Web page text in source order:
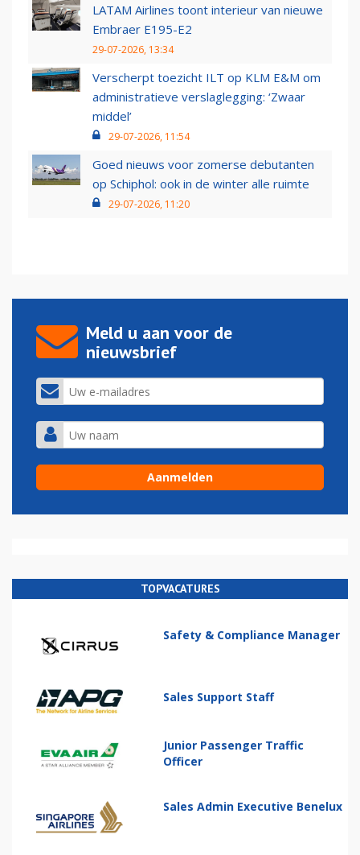
LATAM Airlines toont interieur van nieuwe
Embraer E195-E2
29-07-2026, 13:34
Verscherpt toezicht ILT op KLM E&M om
administratieve verslaglegging: ‘Zwaar
middel’
29-07-2026, 11:54
Goed nieuws voor zomerse debutanten
op Schiphol: ook in de winter alle ruimte
29-07-2026, 11:20
Meld u aan voor de
nieuwsbrief
TOPVACATURES
Safety & Compliance Manager
Sales Support Staff
Junior Passenger Traffic
Officer
Sales Admin Executive Benelux